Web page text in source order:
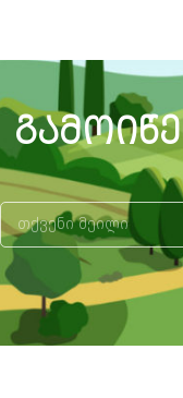
Alternative: